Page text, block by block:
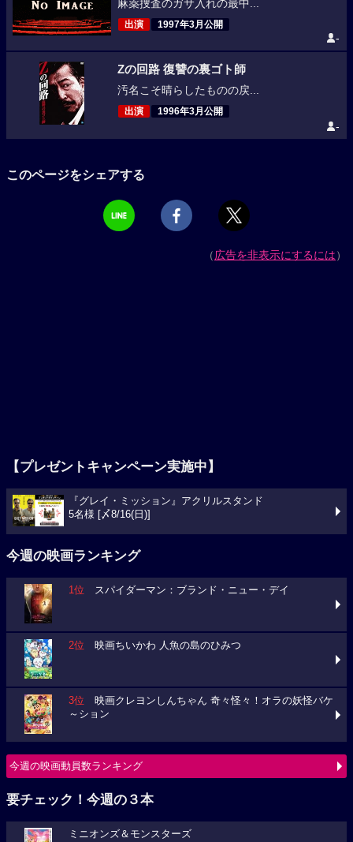
麻薬捜査のガサ入れの最中...
出演 1997年3月公開
-
Zの回路 復讐の裏ゴト師
汚名こそ晴らしたものの戻...
出演 1996年3月公開
-
このページをシェアする
（広告を非表示にするには）
【プレゼントキャンペーン実施中】
『グレイ・ミッション』アクリルスタンド
5名様 [〆8/16(日)]
今週の映画ランキング
1位 スパイダーマン：ブランド・ニュー・デイ
2位 映画ちいかわ 人魚の島のひみつ
3位 映画クレヨンしんちゃん 奇々怪々！オラの妖怪バケ
～ション
今週の映画動員数ランキング
要チェック！今週の３本
ミニオンズ＆モンスターズ